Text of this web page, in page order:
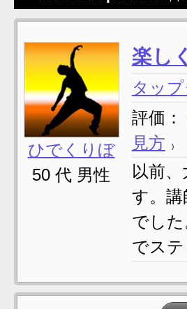
ひでくりぼ
50 代 男性
楽し
タッ
評価：
見方
以前
す。
でし
でス